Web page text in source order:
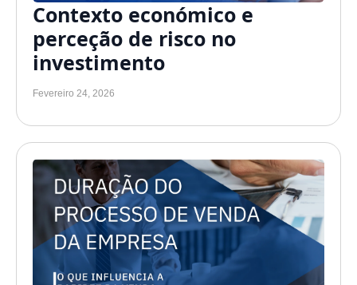
Contexto económico e
perceção de risco no
investimento
Fevereiro 24, 2026